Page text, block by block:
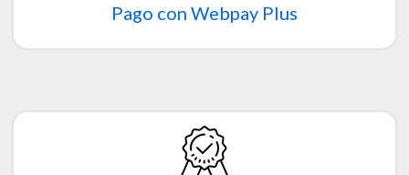
Pago con Webpay Plus